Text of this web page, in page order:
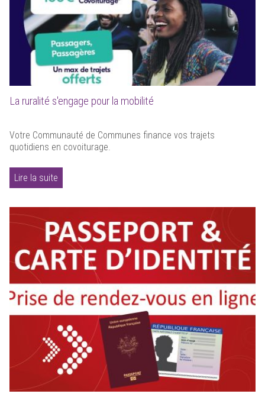
La ruralité s'engage pour la mobilité
Votre Communauté de Communes finance vos trajets
quotidiens en covoiturage.
Lire la suite